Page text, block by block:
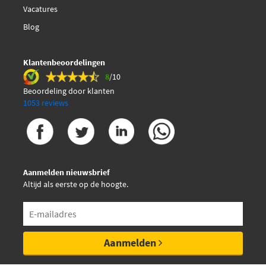
Vacatures
Blog
Klantenbeoordelingen
8/10
Beoordeling door klanten
1053 reviews
Aanmelden nieuwsbrief
Altijd als eerste op de hoogte.
Aanmelden